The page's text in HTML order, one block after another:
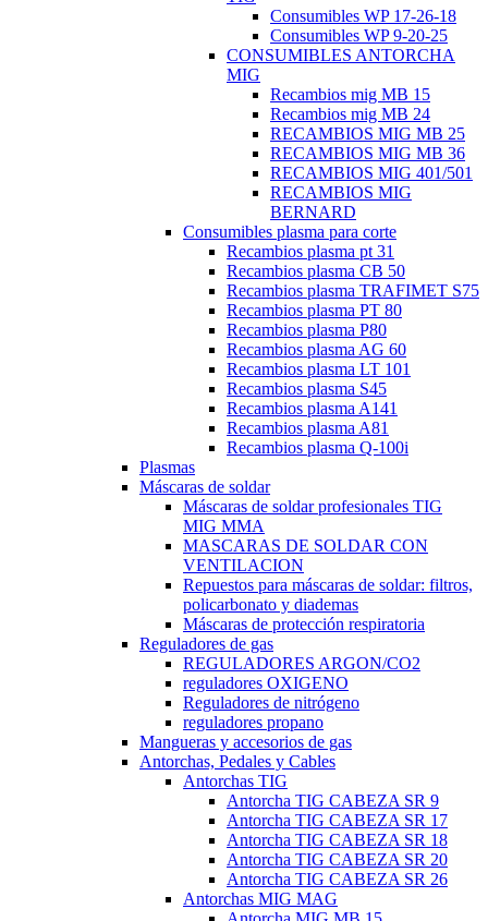
Consumibles WP 17-26-18
Consumibles WP 9-20-25
CONSUMIBLES ANTORCHA
MIG
Recambios mig MB 15
Recambios mig MB 24
RECAMBIOS MIG MB 25
RECAMBIOS MIG MB 36
RECAMBIOS MIG 401/501
RECAMBIOS MIG
BERNARD
Consumibles plasma para corte
Recambios plasma pt 31
Recambios plasma CB 50
Recambios plasma TRAFIMET S75
Recambios plasma PT 80
Recambios plasma P80
Recambios plasma AG 60
Recambios plasma LT 101
Recambios plasma S45
Recambios plasma A141
Recambios plasma A81
Recambios plasma Q-100i
Plasmas
Máscaras de soldar
Máscaras de soldar profesionales TIG
MIG MMA
MASCARAS DE SOLDAR CON
VENTILACION
Repuestos para máscaras de soldar: filtros,
policarbonato y diademas
Máscaras de protección respiratoria
Reguladores de gas
REGULADORES ARGON/CO2
reguladores OXIGENO
Reguladores de nitrógeno
reguladores propano
Mangueras y accesorios de gas
Antorchas, Pedales y Cables
Antorchas TIG
Antorcha TIG CABEZA SR 9
Antorcha TIG CABEZA SR 17
Antorcha TIG CABEZA SR 18
Antorcha TIG CABEZA SR 20
Antorcha TIG CABEZA SR 26
Antorchas MIG MAG